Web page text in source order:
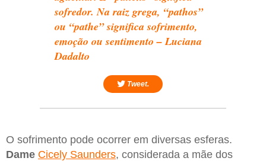
sofredor. Na raiz grega, “pathos”
ou “pathe” significa sofrimento,
emoção ou sentimento – Luciana
Dadalto
Tweet.
O sofrimento pode ocorrer em diversas esferas.
Dame Cicely Saunders, considerada a mãe dos